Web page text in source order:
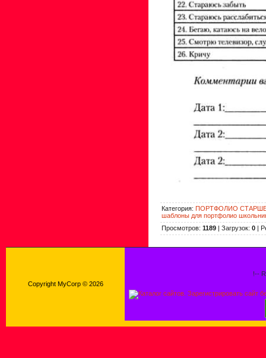
Категория: ПОРТФОЛИО
шаблоны для портфолио
Просмотров: 1189 | Загрузок: 0 |
Copyright MyCorp © 2026
!--